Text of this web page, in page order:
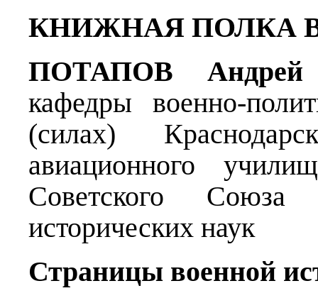
КНИЖНАЯ ПОЛКА
ПОТАПОВ Андрей
кафедры военно-
(силах)
авиационного
Советского
исторических наук
Страницы военной